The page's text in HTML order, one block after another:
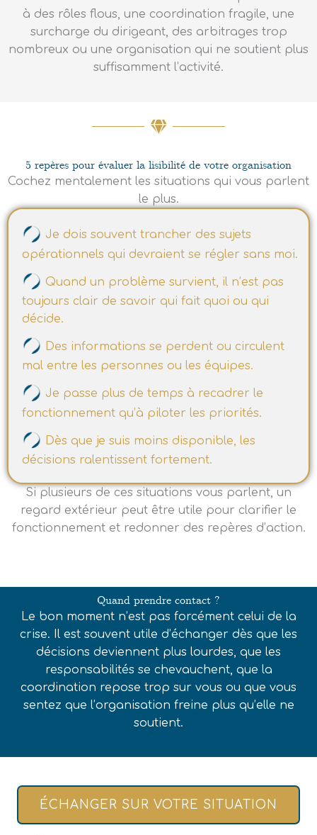
à des rôles flous, une coordination fragile, une
surcharge du dirigeant, des arbitrages trop
nombreux ou une organisation qui ne soutient plus
suffisamment l’activité.
5 repères pour évaluer la lisibilité de votre organisation
Cochez mentalement les situations qui vous parlent
le plus.
Je dois souvent trancher des sujets
opérationnels qui devraient se régler sans moi.
Quand un problème survient, il n’est pas
toujours clair de savoir qui fait quoi ou qui
décide.
Des informations se perdent ou circulent
mal entre les personnes ou les équipes.
Je passe plus de temps à recadrer le
fonctionnement qu’à piloter les priorités.
Dès que je suis moins disponible, les
décisions ralentissent fortement.
Si plusieurs de ces situations vous parlent, un
regard extérieur peut être utile pour clarifier le
fonctionnement et redonner des repères d’action.
Quand prendre contact ?
Le bon moment n’est pas forcément celui de la
crise. Il est souvent utile d’échanger dès que les
décisions deviennent plus lourdes, que les
responsabilités se chevauchent, que la
coordination repose trop sur vous ou que vous
sentez que l’organisation freine plus qu’elle ne
soutient.
ÉCHANGER SUR VOTRE SITUATION